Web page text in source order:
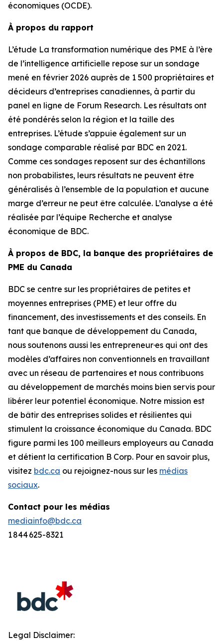
économiques (OCDE).
À propos du rapport
L’étude La transformation numérique des PME à l’ère
de l’intelligence artificielle repose sur un sondage
mené en février 2026 auprès de 1 500 propriétaires et
décideurs d’entreprises canadiennes, à partir du
panel en ligne de Forum Research. Les résultats ont
été pondérés selon la région et la taille des
entreprises. L’étude s’appuie également sur un
sondage comparable réalisé par BDC en 2021.
Comme ces sondages reposent sur des échantillons
non probabilistes, leurs résultats ne peuvent être
généralisés à l’ensemble de la population et aucune
marge d’erreur ne peut être calculée. L’analyse a été
réalisée par l’équipe Recherche et analyse
économique de BDC.
À propos de BDC, la banque des propriétaires de
PME du Canada
BDC se centre sur les propriétaires de petites et
moyennes entreprises (PME) et leur offre du
financement, des investissements et des conseils. En
tant que banque de développement du Canada,
nous soutenons aussi les entrepreneur·es qui ont des
modèles d’affaires non conventionnels en travaillant
avec un réseau de partenaires et nous contribuons
au développement de marchés moins bien servis pour
libérer leur potentiel économique. Notre mission est
de bâtir des entreprises solides et résilientes qui
stimulent la croissance économique du Canada. BDC
figure parmi les 100 meilleurs employeurs au Canada
et détient la certification B Corp. Pour en savoir plus,
visitez bdc.ca ou rejoignez-nous sur les médias
sociaux.
Contact pour les médias
mediainfo@bdc.ca
1 844 625-8321
Legal Disclaimer: